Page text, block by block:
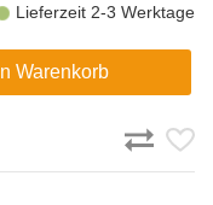
Lieferzeit 2-3 Werktage
Warenkorb